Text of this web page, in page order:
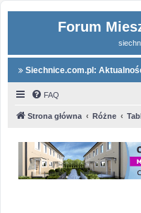
Forum
Siechnice.com.pl:
FAQ
Strona główna Różne